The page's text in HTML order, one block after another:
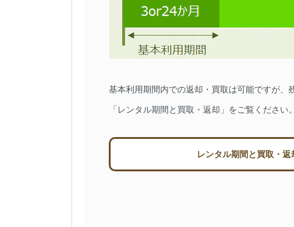
基本利用期間内での返却・買取は可能ですが、
「レンタル期間と買取・返却」をご覧ください。
レンタル期間と買取・返